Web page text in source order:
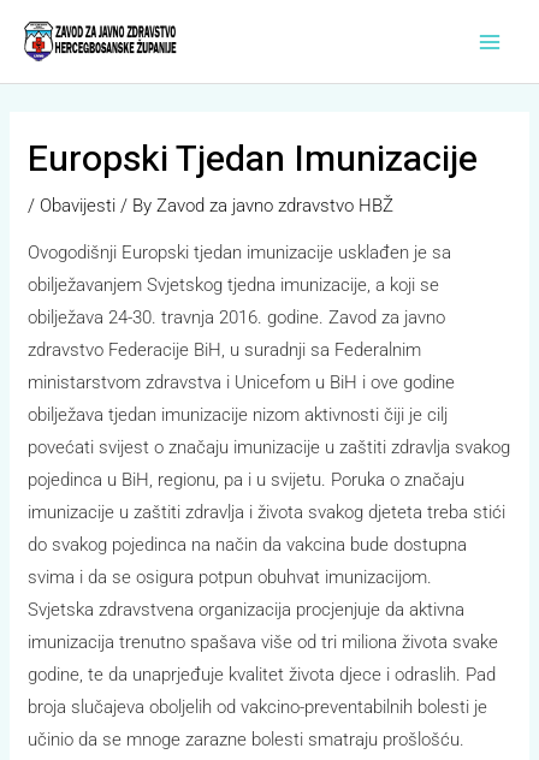
content
Europski Tjedan Imunizacije
/ Obavijesti / ByZavod za javno zdravstvo HBŽ
Ovogodišnji Europski tjedan imunizacije usklađen je sa
obilježavanjem Svjetskog tjedna imunizacije, a koji se
obilježava 24-30. travnja 2016. godine. Zavod za javno
zdravstvo Federacije BiH, u suradnji sa Federalnim
ministarstvom zdravstva i Unicefom u BiH i ove godine
obilježava tjedan imunizacije nizom aktivnosti čiji je cilj
povećati svijest o značaju imunizacije u zaštiti zdravlja svakog
pojedinca u BiH, regionu, pa i u svijetu. Poruka o značaju
imunizacije u zaštiti zdravlja i života svakog djeteta treba stići
do svakog pojedinca na način da vakcina bude dostupna
svima i da se osigura potpun obuhvat imunizacijom.
Svjetska zdravstvena organizacija procjenjuje da aktivna
imunizacija trenutno spašava više od tri miliona života svake
godine, te da unaprjeđuje kvalitet života djece i odraslih. Pad
broja slučajeva oboljelih od vakcino-preventabilnih bolesti je
učinio da se mnoge zarazne bolesti smatraju prošlošću.